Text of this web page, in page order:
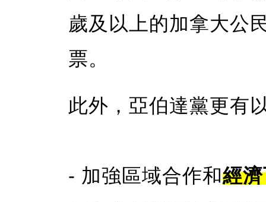
歲及以上的加拿大公
票。
此外，亞伯達黨更有
- 加強區域合作和經